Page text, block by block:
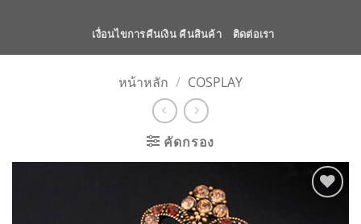
เงื่อนไขการคืนเงิน คืนสินค้า ติดต่อเรา
หน้าหลัก / COSPLAY
คัดกรอง